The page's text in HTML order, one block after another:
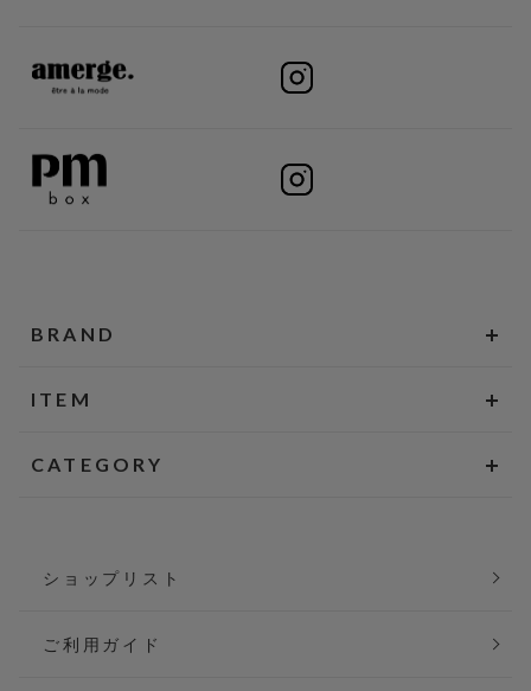
BRAND
ITEM
CATEGORY
ショップリスト
ご利用ガイド